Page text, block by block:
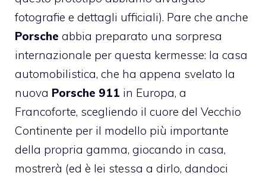
fotografie e dettagli ufficiali). Pare che anche
Porsche abbia preparato una sorpresa
internazionale per questa kermesse: la casa
automobilistica, che ha appena svelato la
nuova Porsche 911 in Europa, a
Francoforte, scegliendo il cuore del Vecchio
Continente per il modello più importante
della propria gamma, giocando in casa,
mostrerà (ed è lei stessa a dirlo, dandoci